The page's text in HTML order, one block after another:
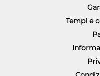
Tempi e